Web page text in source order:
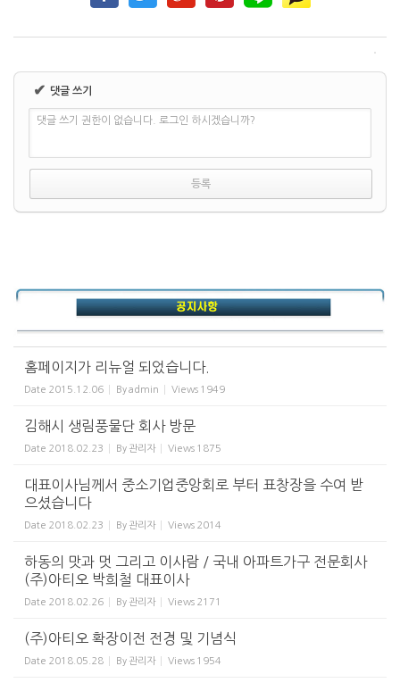
✔ 댓글 쓰기
댓글 쓰기 권한이 없습니다. 로그인 하시겠습니까?
홈페이지가 리뉴얼 되었습니다.
Date 2015.12.06 Byadmin Views 1949
김해시 생림풍물단 회사 방문
Date 2018.02.23 By 관리자 Views 1875
대표이사님께서 중소기업중앙회로 부터 표창장을 수여 받
으셨습니다
Date 2018.02.23 By 관리자 Views 2014
하동의 맛과 멋 그리고 이사람 / 국내 아파트가구 전문회사
(주)아티오 박희철 대표이사
Date 2018.02.26 By 관리자 Views 2171
(주)아티오 확장이전 전경 및 기념식
Date 2018.05.28 By 관리자 Views 1954